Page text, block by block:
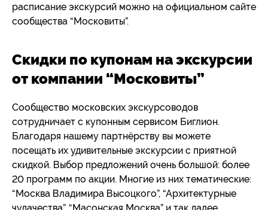
расписание экскурсий можно на официальном сайте
сообщества “Московиты”.
Скидки по купонам на экскурсии
от компании “Московиты”
Сообщество московских экскурсоводов
сотрудничает с купонным сервисом Биглион.
Благодаря нашему партнёрству вы можете
посещать их удивительные экскурсии с приятной
скидкой. Выбор предложений очень большой: более
20 программ по акции. Многие из них тематические:
“Москва Владимира Высоцкого”, “Архитектурные